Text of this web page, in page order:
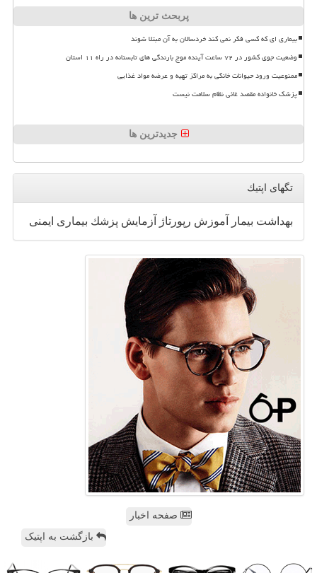
پربحث ترین ها
بیماری ای که کسی فکر نمی کند خردسالان به آن مبتلا شوند
وضعیت جوی کشور در ۷۲ ساعت آینده موج بارندگی های تابستانه در راه ۱۱ استان
ممنوعیت ورود حیوانات خانگی به مراکز تهیه و عرضه مواد غذایی
پزشک خانواده مقصد غائی نظام سلامت نیست
جدیدترین ها
تگهای اپتیك
بهداشت بیمار آموزش رپورتاژ آزمایش پزشك بیماری ایمنی
صفحه اخبار
بازگشت به اپتیک